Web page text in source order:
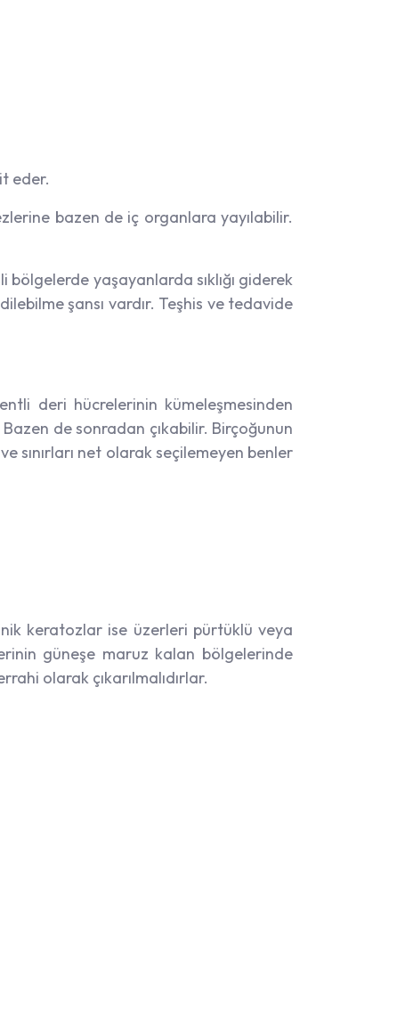
eder.
bazen de iç organlara yayılabilir.
yaşayanlarda sıklığı giderek
şansı vardır. Teşhis ve tedavide
deri hücrelerinin kümeleşmesinden
de sonradan çıkabilir. Birçoğunun
sınırları net olarak seçilemeyen benler
keratozlar ise üzerleri pürtüklü veya
güneşe maruz kalan bölgelerinde
olarak çıkarılmalıdırlar.